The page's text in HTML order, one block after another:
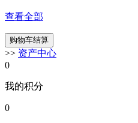
查看全部
>> 资产中心
0
我的积分
0